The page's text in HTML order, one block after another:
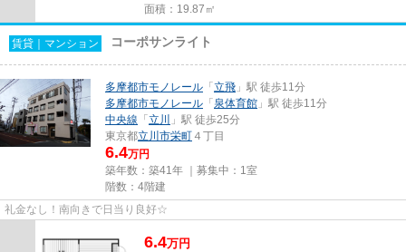
面積：19.87㎡
賃貸｜マンション コーポサンライト
多摩都市モノレール 「立飛 」駅 徒歩11分
多摩都市モノレール 「泉体育館 」駅 徒歩11分
中央線 「立川
」駅 徒歩25分
東京都立川市栄町 ４丁目
6.4万円
築年数：築41年 ｜募集中： 1室
階数：4階建
礼金なし！南向きで日当り良好☆
6.4万円